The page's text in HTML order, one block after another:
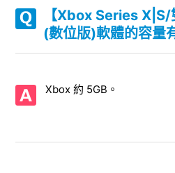
呢？
【Xbox Series X|S/雙點博物館】
【Xbox Series X|S/雙點博物館】
【Xbox Series
(數位版)軟體的容量
Xbox 約 5GB。